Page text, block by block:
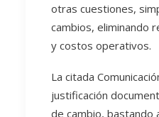
otras cuestiones,
cambios, eliminando
y costos operativos.
La citada
justificación
de cambio, bastando